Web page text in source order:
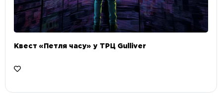
Квест «Петля часу» у ТРЦ Gulliver